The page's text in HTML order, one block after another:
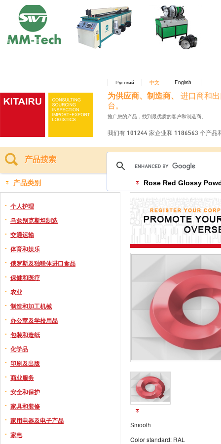
Русский 中文 English
为供应商、制造商、
进口商和
台。
推广您的产品，找到最优质的客户和制造商。
我们有 101244 家企业和 1186563 个产品
产品搜索
产品类别
个人护理
乌兹别克斯坦制造
交通运输
体育和娱乐
俄罗斯及独联体进口食品
保健和医疗
农业
制造和加工机械
办公室及学校用品
包装和造纸
化学品
印刷及出版
商业服务
安全和保护
家具和装修
家用电器及电子产品
家电
Rose Red Glossy
Smooth
Color standard: RAL